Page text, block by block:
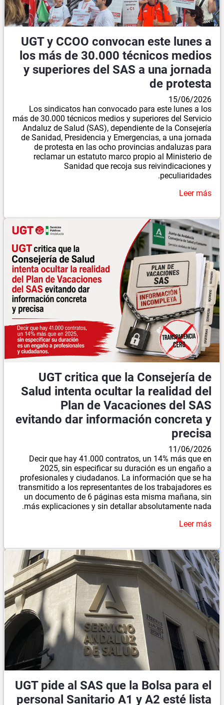
UGT y CCOO convocan este lunes a
los más de 30.000 técnicos medios
y superiores del SAS a una jornada
de protesta
15/06/2026
Los sindicatos han convocado para este lunes a los
más de 30.000 técnicos medios y superiores del Servicio
Andaluz de Salud (SAS), dependiente de la Consejería
de Sanidad, Presidencia y Emergencias, a una jornada
de protesta en las ocho provincias andaluzas para
reclamar un estatuto marco propio al Ministerio de
Sanidad que recoja sus reivindicaciones y
peculiaridades.
Leer más
UGT critica que la Consejería de
Salud intenta ocultar la realidad del
Plan de Vacaciones del SAS
evitando dar información concreta y
precisa
11/06/2026
Decir que hay 41.000 contratos, un 14% más que en
2025, sin especificar su duración es un engaño a
profesionales y ciudadanos. La información que se ha
transmitido a los representantes de los trabajadores es
un documento de 6 páginas esta misma mañana, sin
más explicaciones y sin detallar absolutamente nada.
Leer más
UGT pide al SAS que la Bolsa para el
personal Sanitario A1 y A2 esté lista